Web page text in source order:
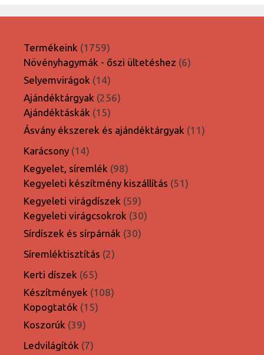
Termékeink 17591759
termék
Növényhagymák - őszi ültetéshez 66
Selyemvirágok 1414
termék
Ajándéktárgyak 256256
Ajándéktáskák 1515
termék
Ásvány ékszerek és ajándéktárgyak 1111
Karácsony 1414
termék
Kegyelet, síremlék 9898
termék
Kegyeleti készítmény kiszállítás 5151
Kegyeleti virágdíszek 5959
termék
Kegyeleti virágcsokrok 3030
Sírdíszek és sírpárnák 3030
Síremléktisztítás 22
Kerti díszek 6565
termék
Készítmények 108108
Kopogtatók 1515
Koszorúk 3939
termék
Ledvilágítók 77